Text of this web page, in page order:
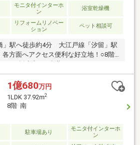
モニタ付インターホ
ン
浴室乾燥機
リフォームリノベー
ション
ペット相談可
」駅へ徒歩約4分 大江戸線「汐留」駅
方面へアクセス便利な好立地！○8階
つき採光良好○内装リノベーションで
テムキッチン交換（食洗機付き）・ユ
（浴室換気乾燥暖房機付き・追い焚き
面化粧台、トイレ交換・フローリン
え・エアコン1基設置・ハウスクリー
ト飼育可（細則有り）○トランクルー
簡単見学予約□■ご都合に合わせて現地ご
す。お気軽にお問い合わせください！
1億680万円
1LDK 37.92m2
8階 南
駐車場あり
モニタ付インターホ
ン